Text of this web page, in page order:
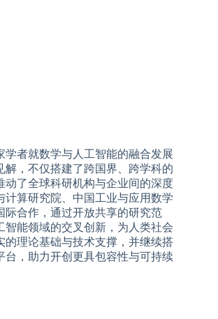
学者就数学与人工智能的融合发展
解，不仅搭建了跨国界、跨学科的
动了全球科研机构与企业间的深度
计算研究院、中国工业与应用数学
际合作，通过开放共享的研究范
智能领域的交叉创新，为人类社会
的理论基础与技术支撑，并继续搭
台，助力开创更具包容性与可持续